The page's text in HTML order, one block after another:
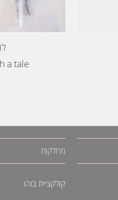
a tale
מחלקות
קולקציית בוהו